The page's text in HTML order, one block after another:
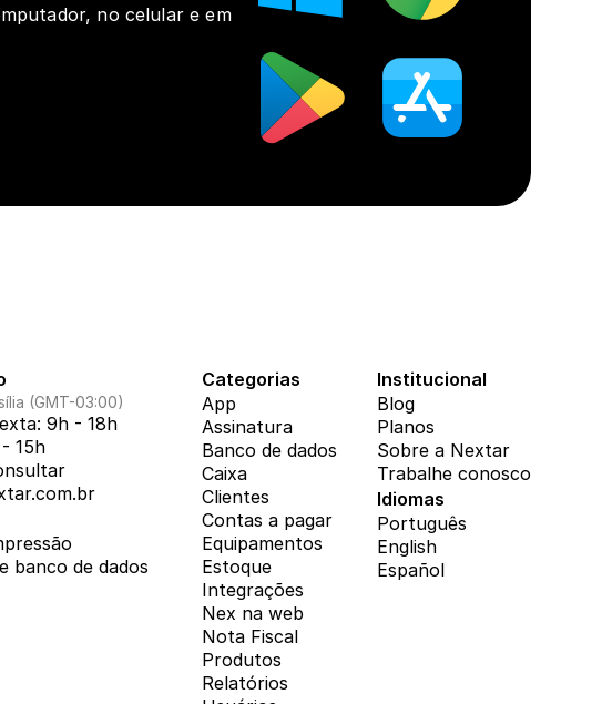
no celular e em
(GMT-03:00)
9h - 18h
15h
banco de dados
Categorias
App
Assinatura
Banco de dados
Caixa
Clientes
Contas a pagar
Equipamentos
Estoque
Integrações
Nex na web
Nota Fiscal
Produtos
Relatórios
Institucional
Blog
Planos
Sobre a Nextar
Trabalhe conosco
Idiomas
Português
English
Español